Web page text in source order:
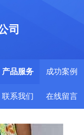
司
产品服务 成功案例
联系我们 在线留言